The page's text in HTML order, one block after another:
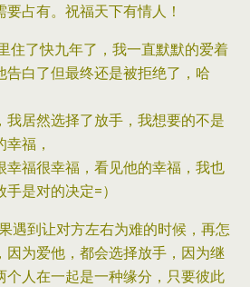
占有。祝福天下有情人！
住了快九年了，我一直默默的爱着
告白了但最终还是被拒绝了，哈
我居然选择了放手，我想要的不是
福，
幸福很幸福，看见他的幸福，我也
是对的决定=）
遇到让对方左右为难的时候，再怎
因为爱他，都会选择放手，因为继
个人在一起是一种缘分，只要彼此